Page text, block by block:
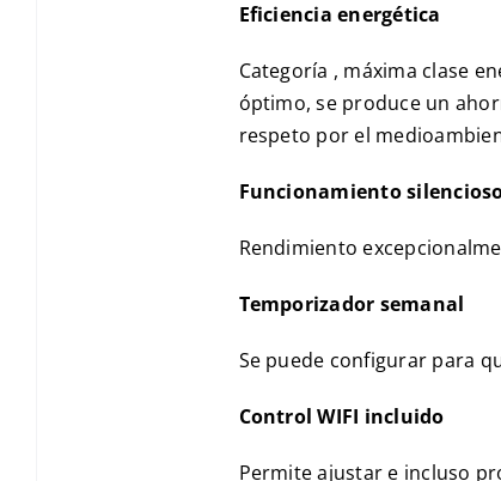
Eficiencia energética
Categoría , máxima clase
óptimo, se produce un
respeto por el
Funcionamiento
Rendimiento
Temporizador semanal
Se puede configurar para
Control WIFI incluido
Permite ajustar e incluso